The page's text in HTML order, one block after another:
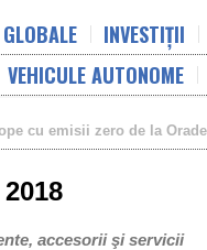
INVESTIȚII
VEHICULE AUTONOME
investiţii în tehnologii noi
accesorii şi servicii